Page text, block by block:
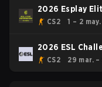
2026 Esplay
CS2 1 – 2 may.
2026 ESL
- Cup #3
CS2 29 mar.